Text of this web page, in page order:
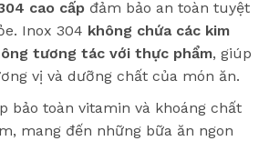
cao cấpđảm bảo an toàn tuyệt
Inox 304 không chứa các kim
tương tác với thực phẩm, giúp
vị và dưỡng chất của món ăn.
bảo toàn vitamin và khoáng chất
mang đến những bữa ăn ngon